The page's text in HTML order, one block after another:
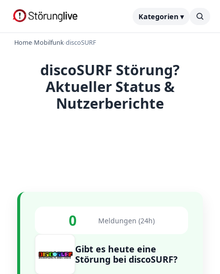
Kategorien ▾
Home›Mobilfunk›discoSURF
discoSURF Störung?
Aktueller Status &
Nutzerberichte
0 Meldungen (24h)
Gibt es heute eine
Störung bei discoSURF?